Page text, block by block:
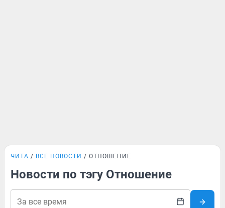
ЧИТА ВСЕ НОВОСТИ ОТНОШЕНИЕ
Новости по тэгу Отношение